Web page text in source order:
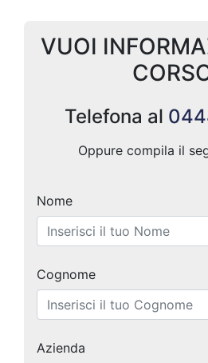
VUOI
Telefona al
Oppure compila il
Nome
Cognome
Azienda